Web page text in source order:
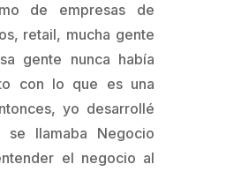
de empresas de
retail, mucha gente
gente nunca había
con lo que es una
yo desarrollé
se llamaba Negocio
el negocio al